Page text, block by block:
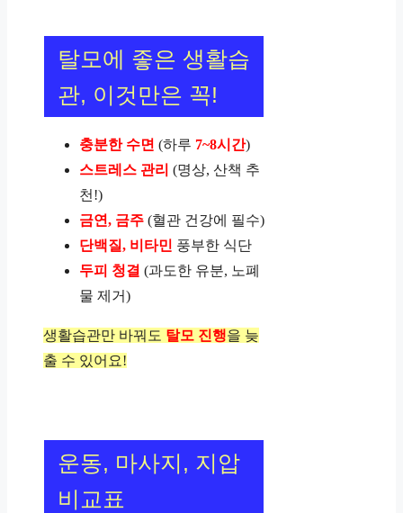
탈모에 좋은 생활습
관, 이것만은 꼭!
충분한 수면 (하루 7~8시간)
스트레스 관리 (명상, 산책 추
천!)
금연, 금주 (혈관 건강에 필수)
단백질, 비타민 풍부한 식단
두피 청결 (과도한 유분, 노폐
물 제거)
생활습관만 바꿔도 탈모 진행을 늦
출 수 있어요!
운동, 마사지, 지압
비교표